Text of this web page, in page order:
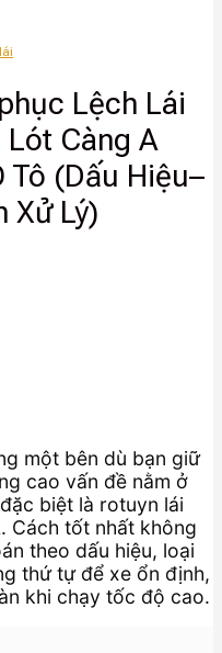
Lệch Lái
Càng A
Tô (Dấu Hiệu–
Xử Lý)
một bên dù bạn giữ
cao vấn đề nằm ở
biệt là rotuyn lái
Cách tốt nhất không
theo dấu hiệu, loại
thứ tự để xe ổn định,
khi chạy tốc độ cao.